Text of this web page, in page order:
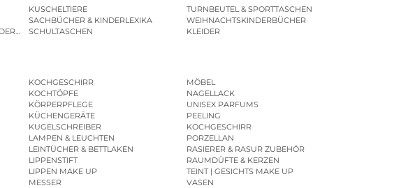
| KINDERGARTENBEUTEL
KUSCHELTIERE
SACHBÜCHER & KINDERLEXIKA
SCHULTASCHEN
TURNBEUTEL & SPORTTASCHEN
WEIHNACHTSKINDERBÜCHER
KLEIDER
KOCHGESCHIRR
KOCHTÖPFE
KÖRPERPFLEGE
KÜCHENGERÄTE
KUGELSCHREIBER
LAMPEN & LEUCHTEN
LEINTÜCHER & BETTLAKEN
LIPPENSTIFT
LIPPEN MAKE UP
MESSER
MÖBEL
NAGELLACK
UNISEX PARFUMS
PEELING
KOCHGESCHIRR
PORZELLAN
RASIERER & RASUR ZUBEHÖR
RAUMDÜFTE & KERZEN
TEINT | GESICHTS MAKE UP
VASEN